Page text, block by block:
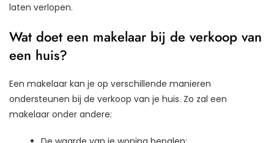
laten verlopen.
Wat doet een makelaar bij de verkoop van
een huis?
Een makelaar kan je op verschillende manieren
ondersteunen bij de verkoop van je huis. Zo zal een
makelaar onder andere: